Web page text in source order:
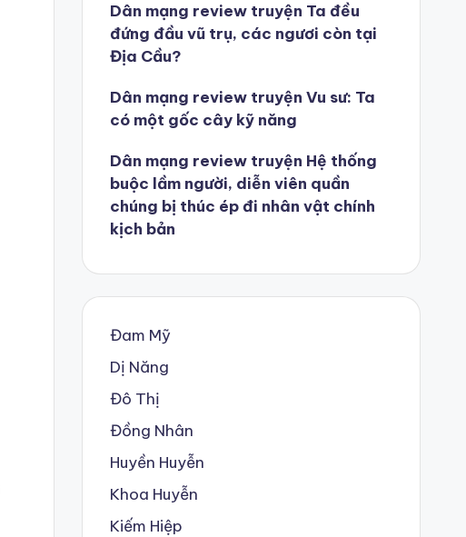
Dân mạng review truyện Ta đều
đứng đầu vũ trụ, các ngươi còn tại
Địa Cầu?
Dân mạng review truyện Vu sư: Ta
có một gốc cây kỹ năng
Dân mạng review truyện Hệ thống
buộc lầm người, diễn viên quần
chúng bị thúc ép đi nhân vật chính
kịch bản
Đam Mỹ
Dị Năng
Đô Thị
Đồng Nhân
Huyền Huyễn
Khoa Huyễn
Kiếm Hiệp